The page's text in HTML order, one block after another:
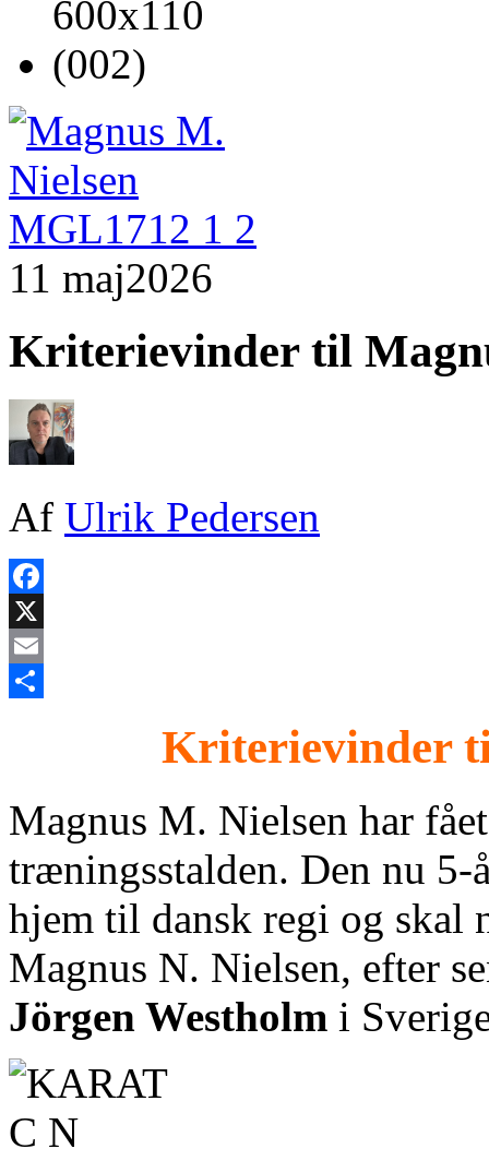
11 maj2026
Kriterievinder til
Af Ulrik Pedersen
Facebook
X
Email
Kriterievinder
Magnus M. Nielsen har
træningsstalden. Den nu
hjem til dansk regi og skal
Magnus N. Nielsen, efter
Jörgen Westholm i